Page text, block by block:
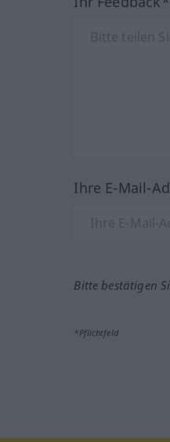
Ihre E-Mail-
Bitte bestätigen
*Pflichtfeld